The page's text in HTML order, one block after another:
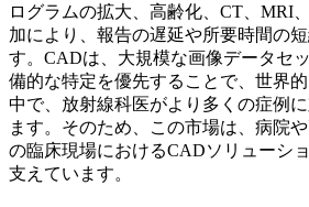
ログラムの拡大、高齢化、CT、MRI
加により、報告の遅延や所要時間の
す。CADは、大規模な画像データセ
備的な特定を優先することで、世界
中で、放射線科医がより多くの症例
ます。そのため、この市場は、病院
の臨床現場におけるCADソリューシ
支えています。